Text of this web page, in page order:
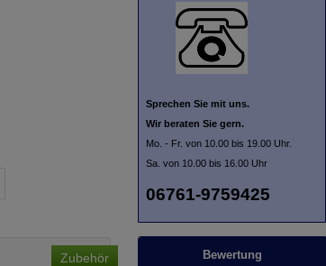
Zubehör
Sprechen Sie mit uns.
Wir beraten Sie gern.
Mo. - Fr. von 10.00 bis 19.00 Uhr.
Sa. von 10.00 bis 16.00 Uhr
06761-9759425
Bewertung